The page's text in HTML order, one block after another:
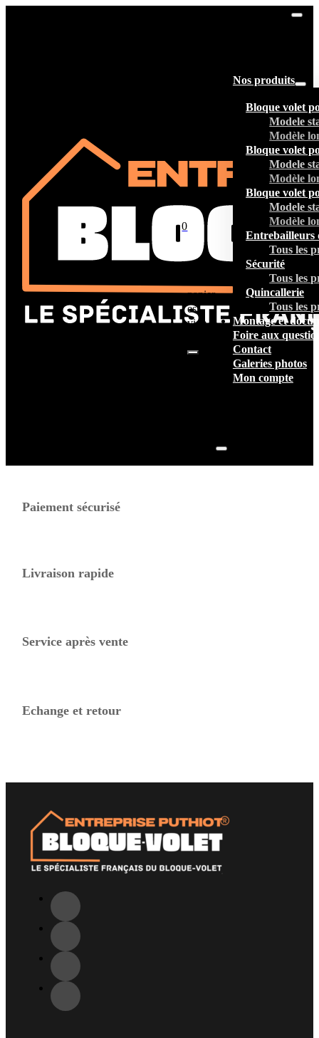
Nos produits
Bloque volet
Modele
Modèle
Bloque volet
Modele
Modèle
Bloque volet
Modele
Modèle
Entrebailleurs
Tous les
Sécurité
Tous les
Quincallerie
Tous les
Montage et
Foire aux
Contact
Galeries photos
Mon compte
0
panier
est
vide.
Paiement sécurisé
Livraison rapide
Service après vente
Echange et retour